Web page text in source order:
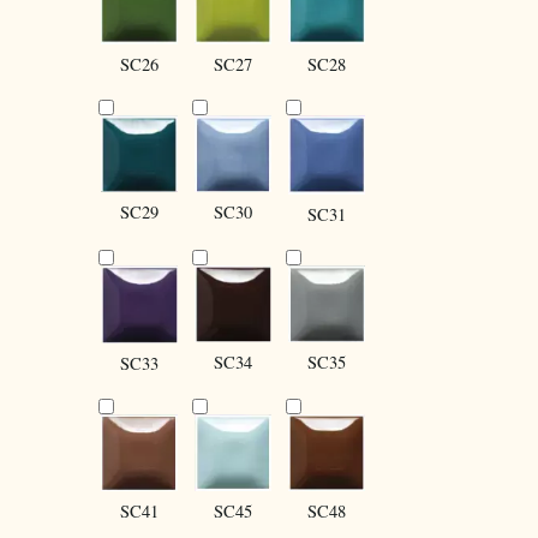
SC26 SC27 SC28
SC29 SC30 SC31
SC33 SC34 SC35
SC41 SC45 SC48